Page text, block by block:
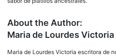
About the Author:
Maria de Lourdes Victoria
Maria de Lourdes Victoria escritora de